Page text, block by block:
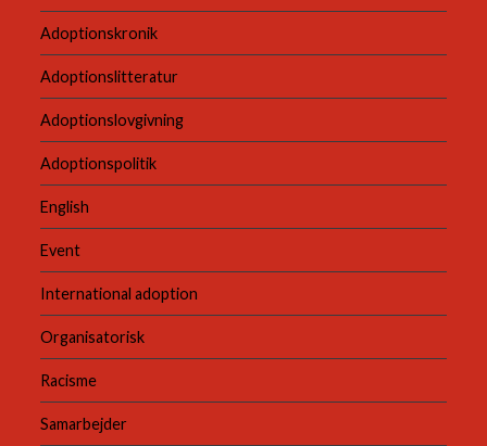
Adoptionskronik
Adoptionslitteratur
Adoptionslovgivning
Adoptionspolitik
English
Event
International adoption
Organisatorisk
Racisme
Samarbejder